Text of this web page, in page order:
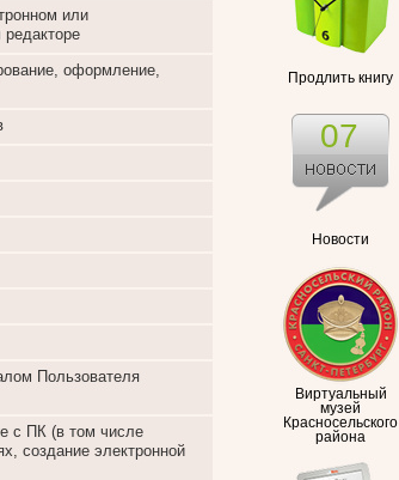
Продлить книгу
Новости
07
Виртуальный
музей
Красносельского
района
или
оформление,
Пользователя
с ПК (в том числе
создание электронной